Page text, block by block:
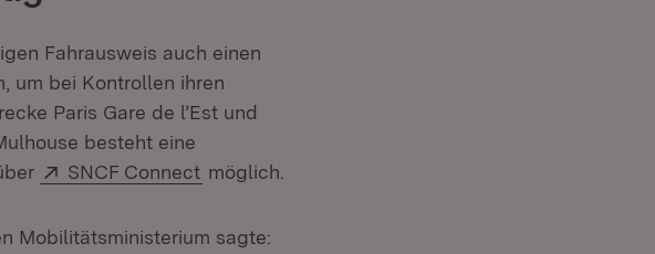
Fahrausweis auch einen
um bei Kontrollen ihren
Paris Gare de l’Est und
besteht eine
Extern:
SNCF Connect (Öffnet in neuem Fenster)
möglich.
Mobilitätsministerium sagte: